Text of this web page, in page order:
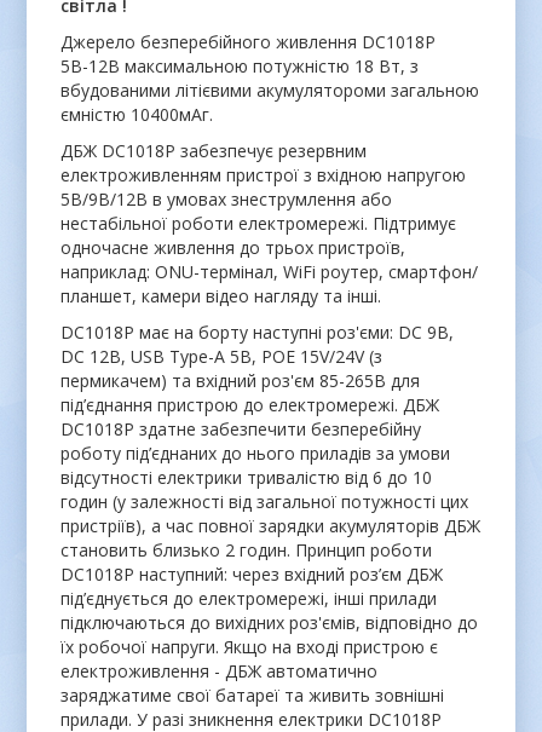
світла !
Джерело безперебійного живлення DC1018P
5В-12В максимальною потужністю 18 Вт, з
вбудованими літієвими акумулятороми загальною
ємністю 10400мАг.
ДБЖ DC1018P забезпечує резервним
електроживленням пристрої з вхідною напругою
5В/9В/12В в умовах знеструмлення або
нестабільної роботи електромережі. Підтримує
одночасне живлення до трьох пристроїв,
наприклад: ONU-термінал, WiFi роутер, смартфон/
планшет, камери відео нагляду та інші.
DC1018P має на борту наступні роз'єми: DC 9В,
DC 12В, USB Type-A 5В, POE 15V/24V (з
пермикачем) та вхідний роз'єм 85-265В для
під’єднання пристрою до електромережі. ДБЖ
DC1018P здатне забезпечити безперебійну
роботу під’єднаних до нього приладів за умови
відсутності електрики тривалістю від 6 до 10
годин (у залежності від загальної потужності цих
пристріїв), а час повної зарядки акумуляторів ДБЖ
становить близько 2 годин. Принцип роботи
DC1018P наступний: через вхідний роз’єм ДБЖ
під’єднується до електромережі, інші прилади
підключаються до вихідних роз'ємів, відповідно до
їх робочої напруги. Якщо на вході пристрою є
електроживлення - ДБЖ автоматично
заряджатиме свої батареї та живить зовнішні
прилади. У разі зникнення електрики DC1018P